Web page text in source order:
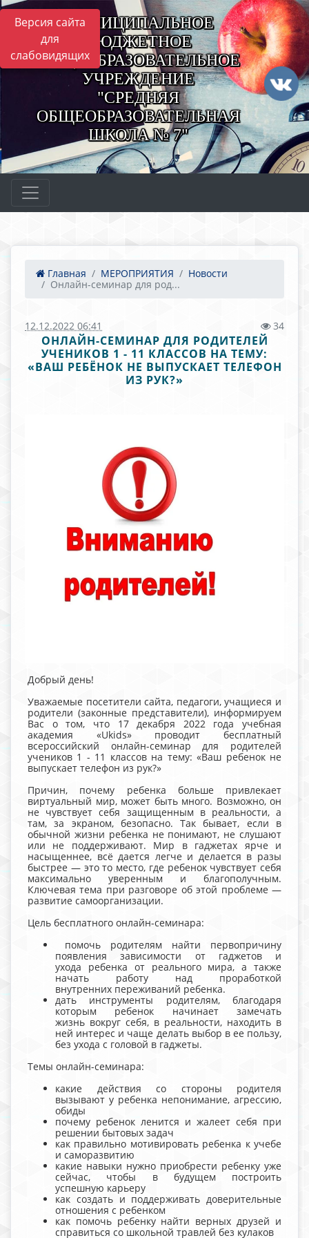
Версия сайта
для
слабовидящих
МУНИЦИПАЛЬНОЕ
БЮДЖЕТНОЕ
ОБЩЕОБРАЗОВАТЕЛЬНОЕ
УЧРЕЖДЕНИЕ
"СРЕДНЯЯ
ОБЩЕОБРАЗОВАТЕЛЬНАЯ
ШКОЛА № 7"
Главная МЕРОПРИЯТИЯ
Новости
Онлайн-семинар для род...
12.12.2022 06:41 34
ОНЛАЙН-СЕМИНАР ДЛЯ РОДИТЕЛЕЙ
УЧЕНИКОВ 1 - 11 КЛАССОВ НА ТЕМУ:
«ВАШ РЕБЁНОК НЕ ВЫПУСКАЕТ ТЕЛЕФОН
ИЗ РУК?»
Добрый день!
Уважаемые посетители сайта, педагоги, учащиеся и
родители (законные представители), информируем
Вас о том, что 17 декабря 2022 года учебная
академия «Ukids» проводит бесплатный
всероссийский онлайн-семинар для родителей
учеников 1 - 11 классов на тему: «Ваш ребенок не
выпускает телефон из рук?»
Причин, почему ребенка больше привлекает
виртуальный мир, может быть много. Возможно, он
не чувствует себя защищенным в реальности, а
там, за экраном, безопасно. Так бывает, если в
обычной жизни ребенка не понимают, не слушают
или не поддерживают. Мир в гаджетах ярче и
насыщеннее, всё дается легче и делается в разы
быстрее — это то место, где ребенок чувствует себя
максимально уверенным и благополучным.
Ключевая тема при разговоре об этой проблеме —
развитие самоорганизации.
Цель бесплатного онлайн-семинара:
помочь родителям найти первопричину
появления зависимости от гаджетов и
ухода ребенка от реального мира, а также
начать работу над проработкой
внутренних переживаний ребенка.
дать инструменты родителям, благодаря
которым ребенок начинает замечать
жизнь вокруг себя, в реальности, находить в
ней интерес и чаще делать выбор в ее пользу,
без ухода с головой в гаджеты.
Темы онлайн-семинара:
какие действия со стороны родителя
вызывают у ребенка непонимание, агрессию,
обиды
почему ребенок ленится и жалеет себя при
решении бытовых задач
как правильно мотивировать ребенка к учебе
и саморазвитию
какие навыки нужно приобрести ребенку уже
сейчас, чтобы в будущем построить
успешную карьеру
как создать и поддерживать доверительные
отношения с ребенком
как помочь ребенку найти верных друзей и
справиться со школьной травлей без кулаков